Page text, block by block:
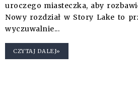
uroczego miasteczka, aby
Nowy rozdział w Story Lake to
wyczuwalnie...
CZYTAJ DALEJ»